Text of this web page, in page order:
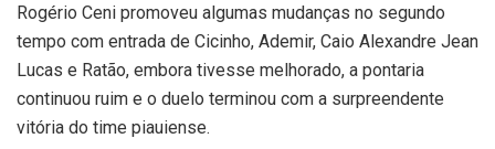
Rogério Ceni promoveu algumas mudanças no segundo
tempo com entrada de Cicinho, Ademir, Caio Alexandre Jean
Lucas e Ratão, embora tivesse melhorado, a pontaria
continuou ruim e o duelo terminou com a surpreendente
vitória do time piauiense.